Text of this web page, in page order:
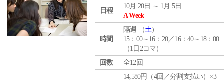
日程
10月 20日 ～ 1月 5日
A Week
時間
隔週 （土）
15：00～16：20／16：40～18：00
（1日2コマ）
回数
全12回
14,580円（4回／分割支払い）×3